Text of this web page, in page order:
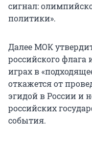
сигнал:
политики».
Далее МОК
российского
играх в
откажется от
эгидой в России и
российских
события.